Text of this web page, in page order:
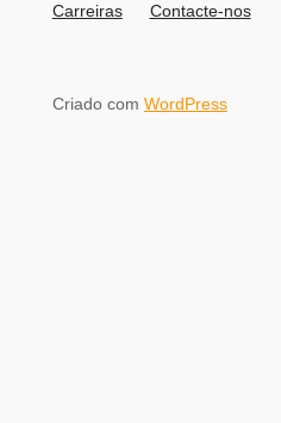
Carreiras
Contacte-nos
Criado com WordPress